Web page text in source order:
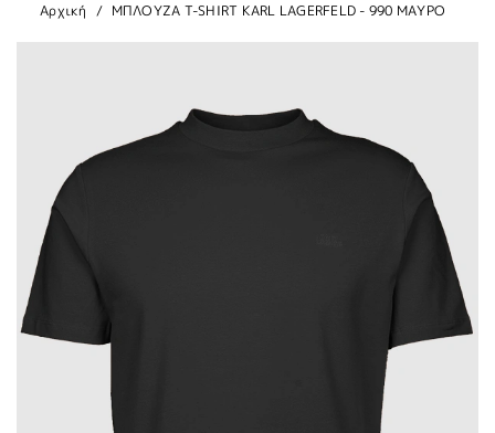
Αρχική ΜΠΛΟΥΖΑ T-SHIRT KARL LAGERFELD - 990 ΜΑΥΡΟ